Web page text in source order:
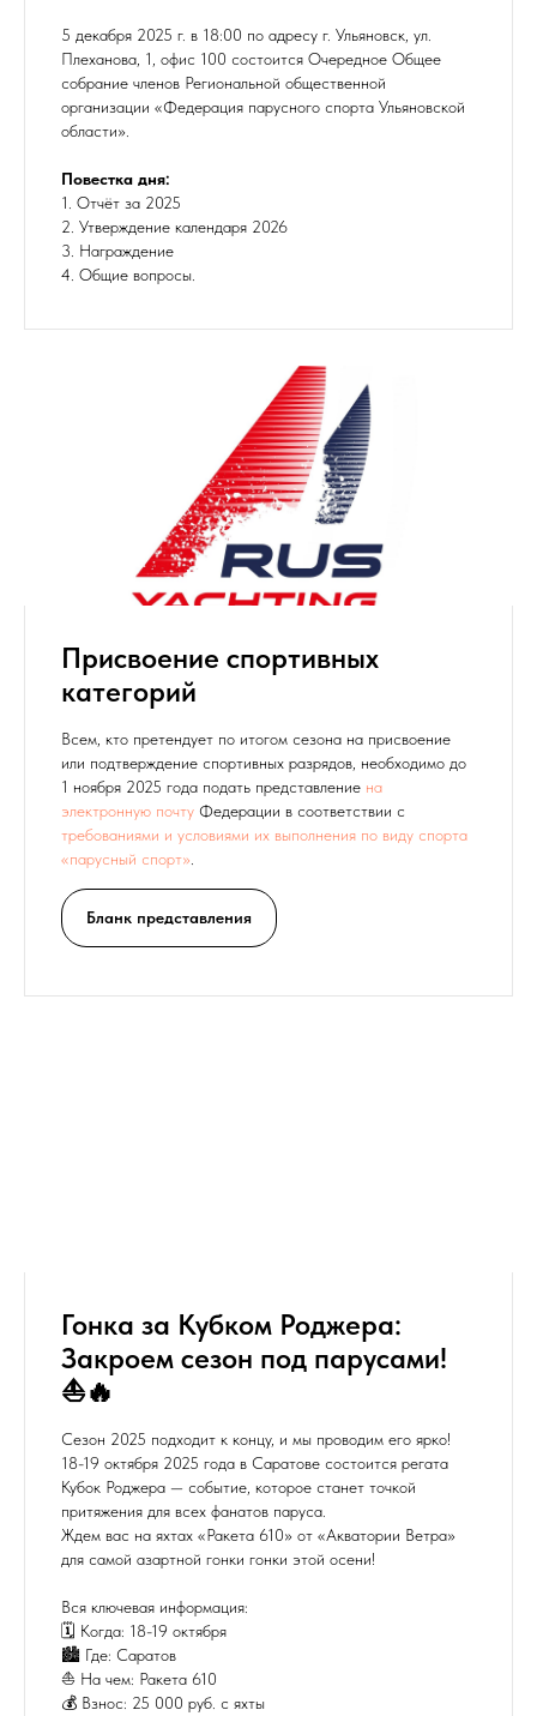
5 декабря 2025 г. в 18:00 по адресу г. Ульяновск, ул.
Плеханова, 1, офис 100 состоится Очередное Общее
собрание членов Региональной общественной
организации «Федерация парусного спорта Ульяновской
области».
Повестка дня:
1. Отчёт за 2025
2. Утверждение календаря 2026
3. Награждение
4. Общие вопросы.
Присвоение спортивных
категорий
Всем, кто претендует по итогом сезона на присвоение
или подтверждение спортивных разрядов, необходимо до
1 ноября 2025 года подать представление на
электронную почту Федерации в соответствии с
требованиями и условиями их выполнения по виду спорта
«парусный спорт»
Бланк представления
Гонка за Кубком Роджера:
Закроем сезон под парусами!
⛵️🔥
Сезон 2025 подходит к концу, и мы проводим его ярко!
18-19 октября 2025 года в Саратове состоится регата
Кубок Роджера — событие, которое станет точкой
притяжения для всех фанатов паруса.
Ждем вас на яхтах «Ракета 610» от «Акватории Ветра»
для самой азартной гонки гонки этой осени!
Вся ключевая информация:
🗓 Когда: 18-19 октября
🏙 Где: Саратов
⛵️ На чем: Ракета 610
💰 Взнос: 25 000 руб. с яхты